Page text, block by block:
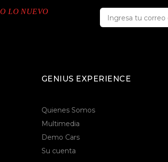
LO NUEVO
GENIUS EXPERIENCE
Quienes Somos
Multimedia
Demo Cars
Su cuenta